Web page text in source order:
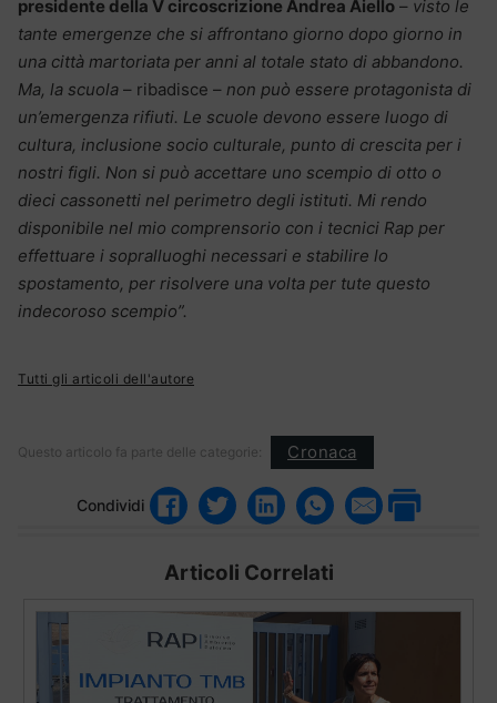
presidente della V circoscrizione Andrea Aiello – visto le
tante emergenze che si affrontano giorno dopo giorno in
una città martoriata per anni al totale stato di abbandono.
Ma, la scuola – ribadisce – non può essere protagonista di
un’emergenza rifiuti. Le scuole devono essere luogo di
cultura, inclusione socio culturale, punto di crescita per i
nostri figli. Non si può accettare uno scempio di otto o
dieci cassonetti nel perimetro degli istituti. Mi rendo
disponibile nel mio comprensorio con i tecnici Rap per
effettuare i sopralluoghi necessari e stabilire lo
spostamento, per risolvere una volta per tute questo
indecoroso scempio”.
Tutti gli articoli dell'autore
Questo articolo fa parte delle categorie: Cronaca
Condividi
Articoli Correlati